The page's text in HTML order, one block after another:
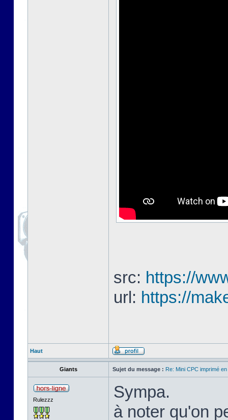
src: https://
url: https://
Haut
Giants Sujet du message : Re: Mini CPC imprimé
Rulezzz
Sympa.
à noter qu'on